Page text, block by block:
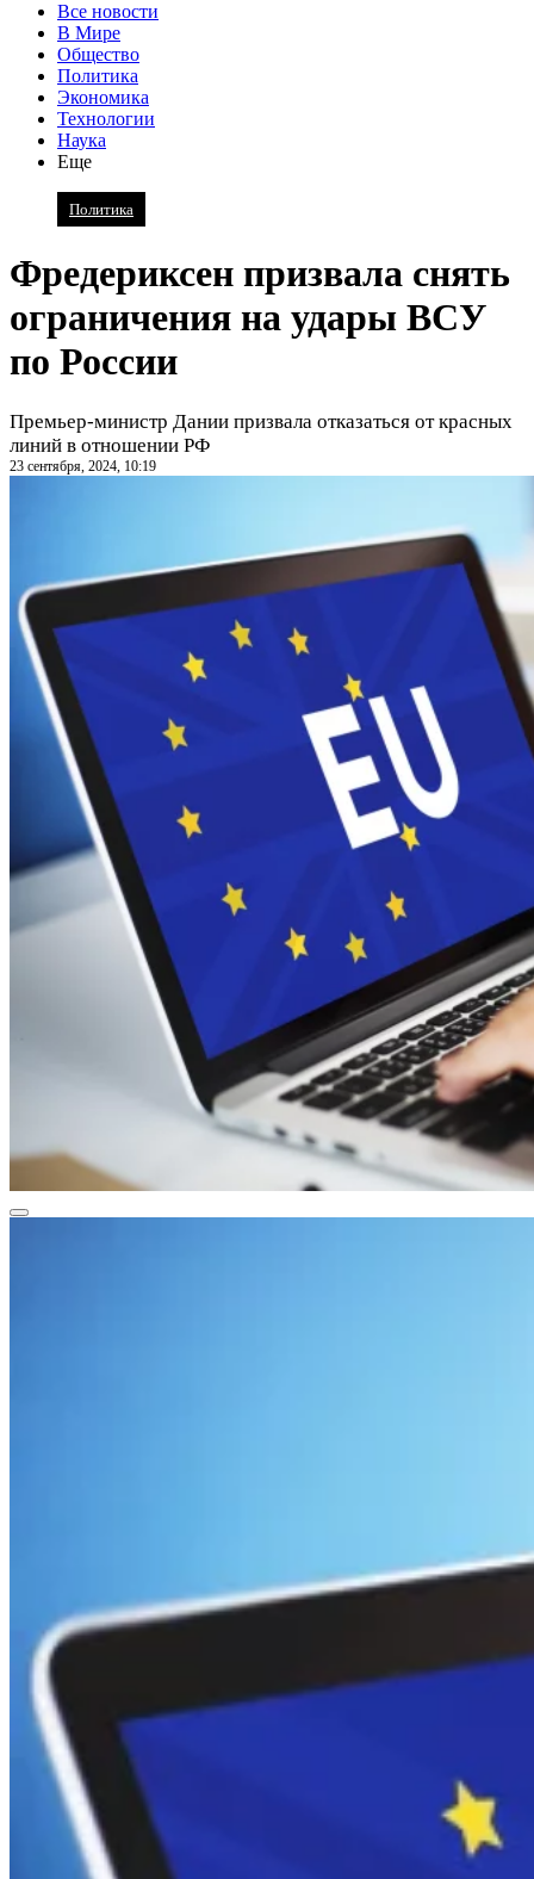
Все новости
В Мире
Общество
Политика
Экономика
Технологии
Наука
Еще
Политика
Фредериксен призвала снять
ограничения на удары ВСУ
по России
Премьер-министр Дании призвала отказаться от красных
линий в отношении РФ
23 сентября, 2024, 10:19